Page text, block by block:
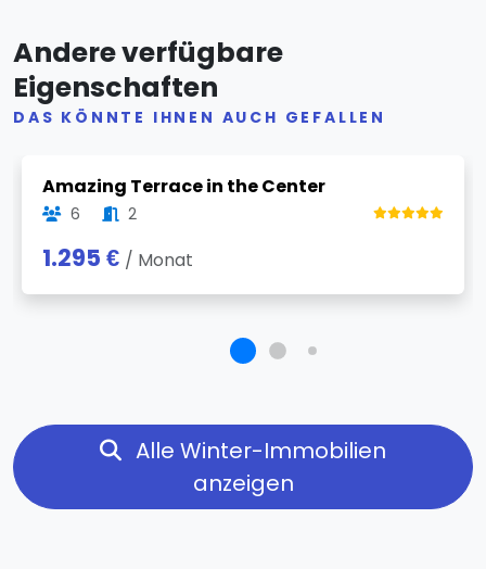
Andere verfügbare
Eigenschaften
DAS KÖNNTE IHNEN AUCH GEFALLEN
Amazing Terrace in the Center
6 2
1.295 € / Monat
Alle Winter-Immobilien
anzeigen